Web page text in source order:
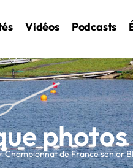
Vidéos Podcasts
photos
» Championnat de France senior